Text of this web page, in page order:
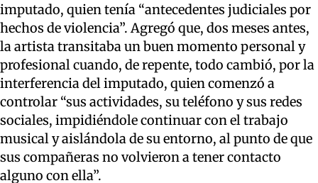
imputado, quien tenía “antecedentes judiciales por
hechos de violencia”. Agregó que, dos meses antes,
la artista transitaba un buen momento personal y
profesional cuando, de repente, todo cambió, por la
interferencia del imputado, quien comenzó a
controlar “sus actividades, su teléfono y sus redes
sociales, impidiéndole continuar con el trabajo
musical y aislándola de su entorno, al punto de que
sus compañeras no volvieron a tener contacto
alguno con ella”.